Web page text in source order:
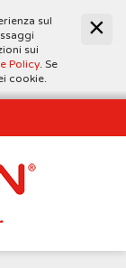
sul
sui
Policy. Se
cookie.